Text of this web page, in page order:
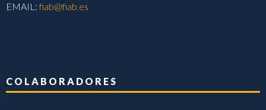
EMAIL:fiab@fiab.es
COLABORADORES